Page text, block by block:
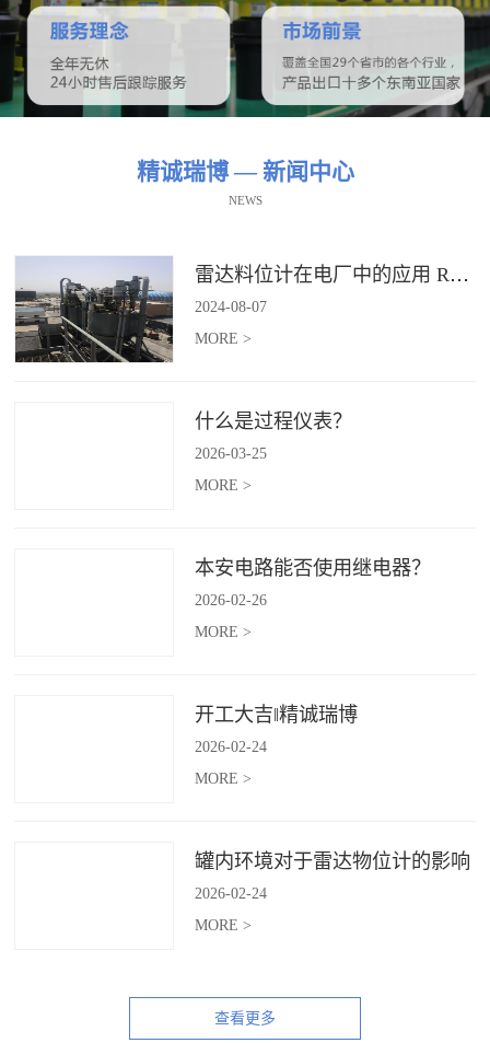
精诚瑞博 — 新闻中心
NEWS
雷达料位计在电厂中的应用 RBRDZB-71-6-C
2024-08-07
MORE >
什么是过程仪表？
2026-03-25
MORE >
本安电路能否使用继电器？
2026-02-26
MORE >
开工大吉‖精诚瑞博
2026-02-24
MORE >
罐内环境对于雷达物位计的影响
2026-02-24
MORE >
查看更多